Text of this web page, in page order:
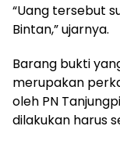
“Uang tersebut
Bintan,” ujarnya.
Barang bukti
merupakan
oleh PN
dilakukan harus